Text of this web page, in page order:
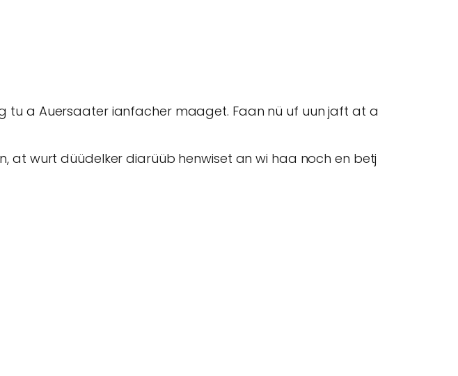
a Auersaater ianfacher maaget. Faan nü uf uun jaft at a
at wurt düüdelker diarüüb henwiset an wi haa noch en betj